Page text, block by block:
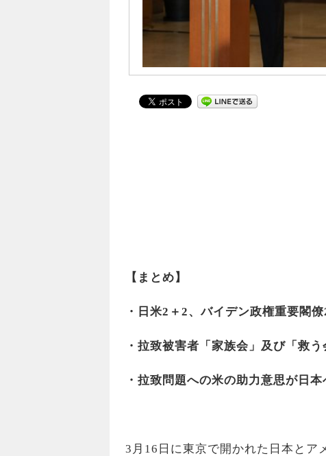
【まとめ】
・日米2＋2、バイデン政権重要閣
・拉致被害者「家族会」及び「救
・拉致問題への米の助力意思が日
3月16日に東京で開かれた日本とア